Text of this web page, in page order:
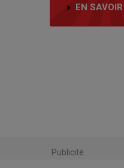
EN
Publicité